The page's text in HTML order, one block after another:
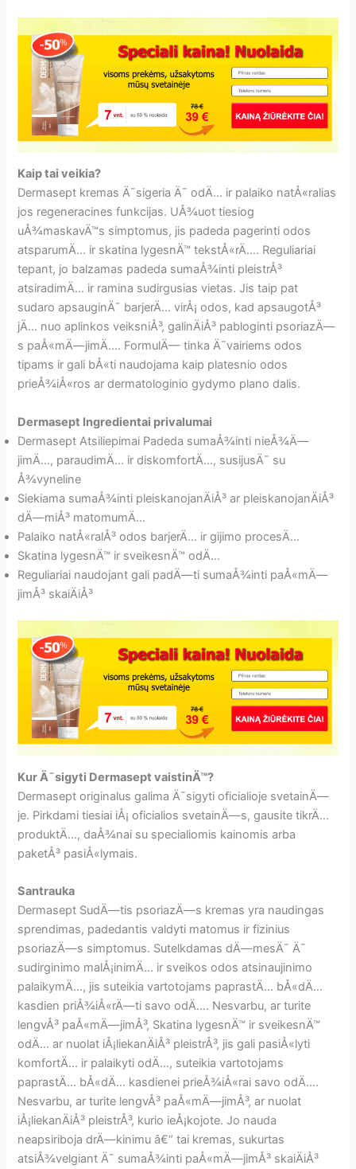
Kaip tai veikia?
Dermasept kremas Ä¯sigeria Ä¯ odÄ… ir palaiko natÅ«ralias
jos regeneracines funkcijas. UÅ¾uot tiesiog
uÅ¾maskavÄ™s simptomus, jis padeda pagerinti odos
atsparumÄ… ir skatina lygesnÄ™ tekstÅ«rÄ…. Reguliariai
tepant, jo balzamas padeda sumaÅ¾inti pleistrÅ³
atsiradimÄ… ir ramina sudirgusias vietas. Jis taip pat
sudaro apsauginÄ¯ barjerÄ… virÅ¡ odos, kad apsaugotÅ³
jÄ… nuo aplinkos veiksniÅ³, galinÄiÅ³ pabloginti psoriazÄ—
s paÅ«mÄ—jimÄ…. FormulÄ— tinka Ä¯vairiems odos
tipams ir gali bÅ«ti naudojama kaip platesnio odos
prieÅ¾iÅ«ros ar dermatologinio gydymo plano dalis.
Dermasept Ingredientai privalumai
Dermasept Atsiliepimai Padeda sumaÅ¾inti nieÅ¾Ä—
jimÄ…, paraudimÄ… ir diskomfortÄ…, susijusÄ¯ su
Å¾vyneline
Siekiama sumaÅ¾inti pleiskanojanÄiÅ³ ar pleiskanojanÄiÅ³
dÄ—miÅ³ matomumÄ…
Palaiko natÅ«ralÅ³ odos barjerÄ… ir gijimo procesÄ…
Skatina lygesnÄ™ ir sveikesnÄ™ odÄ…
Reguliariai naudojant gali padÄ—ti sumaÅ¾inti paÅ«mÄ—
jimÅ³ skaiÄiÅ³
Kur Ä¯sigyti Dermasept vaistinÄ™?
Dermasept originalus galima Ä¯sigyti oficialioje svetainÄ—
je. Pirkdami tiesiai iÅ¡ oficialios svetainÄ—s, gausite tikrÄ…
produktÄ…, daÅ¾nai su specialiomis kainomis arba
paketÅ³ pasiÅ«lymais.
Santrauka
Dermasept SudÄ—tis psoriazÄ—s kremas yra naudingas
sprendimas, padedantis valdyti matomus ir fizinius
psoriazÄ—s simptomus. Sutelkdamas dÄ—mesÄ¯ Ä¯
sudirginimo malÅ¡inimÄ… ir sveikos odos atsinaujinimo
palaikymÄ…, jis suteikia vartotojams paprastÄ… bÅ«dÄ…
kasdien priÅ¾iÅ«rÄ—ti savo odÄ…. Nesvarbu, ar turite
lengvÅ³ paÅ«mÄ—jimÅ³, Skatina lygesnÄ™ ir sveikesnÄ™
odÄ… ar nuolat iÅ¡liekanÄiÅ³ pleistrÅ³, jis gali pasiÅ«lyti
komfortÄ… ir palaikyti odÄ…, suteikia vartotojams
paprastÄ… bÅ«dÄ… kasdienei prieÅ¾iÅ«rai savo odÄ….
Nesvarbu, ar turite lengvÅ³ paÅ«mÄ—jimÅ³, ar nuolat
iÅ¡liekanÄiÅ³ pleistrÅ³, kurio ieÅ¡kojote. Jo nauda
neapsiriboja drÄ—kinimu â€“ tai kremas, sukurtas
atsiÅ¾velgiant Ä¯ sumaÅ¾inti paÅ«mÄ—jimÅ³ skaiÄiÅ³